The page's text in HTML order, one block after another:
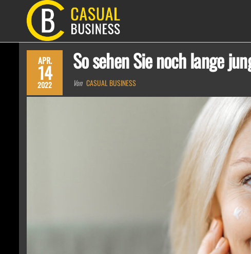
BUSINESS
APR.
14
2022
So sehen Sie noch lange
Von CASUAL BUSINESS